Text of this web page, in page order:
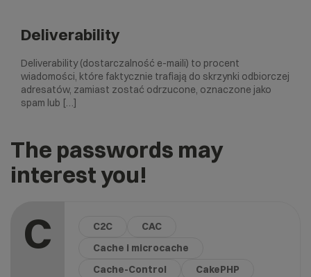
Deliverability
Deliverability (dostarczalność e-maili) to procent
wiadomości, które faktycznie trafiają do skrzynki odbiorczej
adresatów, zamiast zostać odrzucone, oznaczone jako
spam lub […]
The passwords may
interest you!
C C2C
CAC
Cache i microcache
Cache-Control
CakePHP